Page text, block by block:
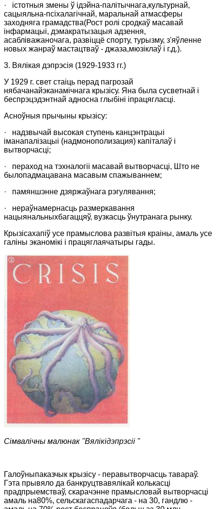
·
істотныя змены ў ідэйна-палітычнага,культурнай,
сацыяльна-псіхалагічнай, маральнай атмасферы
заходняга грамадства(Рост ролі сродкаў масавай
інфармацыі, дэмакратызацыя адзення,
асабліважаночага, развіццё спорту, турызму, з'яўленне
новых жанраў мастацтваў - джаза,мюзіклаў і г.д.).
3. Вялікая дэпрэсія (1929-1933 гг.)
У 1929 г. свет стаіць перад пагрозай
нябачанайэканамічнага крызісу. Яна была сусветнай і
беспрэцэдэнтнай адносна глыбіні іпрацягласці.
Асноўныя прычыны крызісу:
·
надзвычай высокая ступень канцэнтрацыі
іманапалізацыі (надмонополизация) капіталаў і
вытворчасці;
·
пераход на тэхналогіі масавай вытворчасці, Што не
былопадмацавана масавым спажываннем;
·
памяншэнне дзяржаўнага рэгулявання;
·
нераўнамернасць размеркавання
нацыянальныхбагаццяў, вузкасць ўнутранага рынку.
Крызісахапіў усе прамыслова развітыя краіны, амаль усе
галіны эканомікі і працяглаячатыры гады.
Сімвалічны малюнак "Вялікідэпрэсіі "
Галоўныпаказчык крызісу - перавытворчасць тавараў.
Гэта прывяло да банкруцтвавялікай колькасці
прадпрыемстваў, скарачэнне прамысловай вытворчасці
амаль на80%, сельскагаспадарчага - на 30, гандлю -